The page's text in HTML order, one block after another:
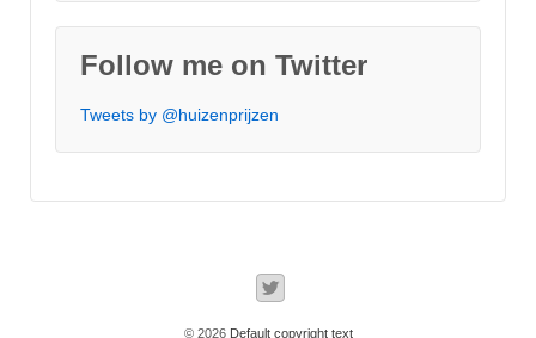
Follow me on Twitter
Tweets by @huizenprijzen
© 2026Default copyright text